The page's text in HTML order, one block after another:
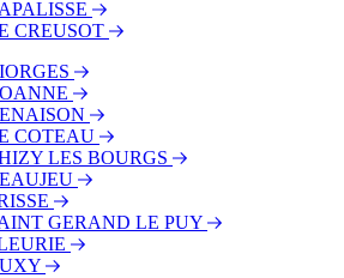
CREUSOT
COTEAU
LES BOURGS
GERAND LE PUY